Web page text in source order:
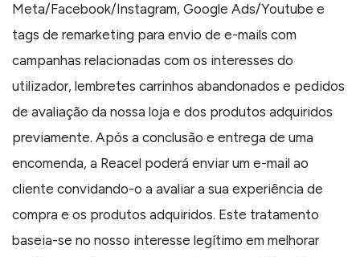
Meta/Facebook/Instagram, Google Ads/Youtube e
tags de remarketing para envio de e-mails com
campanhas relacionadas com os interesses do
utilizador, lembretes carrinhos abandonados e pedidos
de avaliação da nossa loja e dos produtos adquiridos
previamente. Após a conclusão e entrega de uma
encomenda, a Reacel poderá enviar um e-mail ao
cliente convidando-o a avaliar a sua experiência de
compra e os produtos adquiridos. Este tratamento
baseia-se no nosso interesse legítimo em melhorar